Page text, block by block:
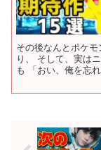
その後なんとポケ
り、 そして、実は
も 「おい、俺を忘